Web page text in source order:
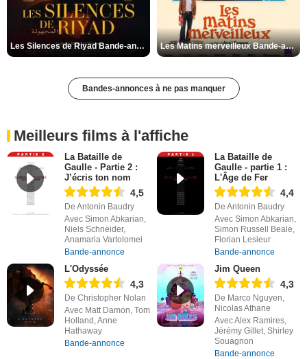
Les Silences de Riyad Bande-annonce VO STFR Les Matins merveilleux Bande-annonce VF
Bandes-annonces à ne pas manquer
Meilleurs films à l'affiche
La Bataille de
Gaulle - Partie 2 :
J’écris ton nom
4,5
De Antonin Baudry
Avec Simon Abkarian,
Niels Schneider,
Anamaria Vartolomei
Bande-annonce
La Bataille de
Gaulle - partie 1 :
L'Âge de Fer
4,4
De Antonin Baudry
Avec Simon Abkarian,
Simon Russell Beale,
Florian Lesieur
Bande-annonce
L'Odyssée
4,3
De Christopher Nolan
Avec Matt Damon, Tom
Holland, Anne
Hathaway
Bande-annonce
Jim Queen
4,3
De Marco Nguyen,
Nicolas Athane
Avec Alex Ramires,
Jérémy Gillet, Shirley
Souagnon
Bande-annonce